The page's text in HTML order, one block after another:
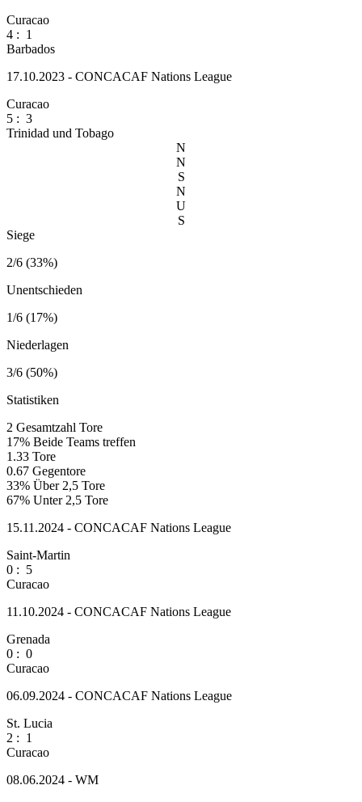
Curacao
4 : 1
Barbados
17.10.2023 - CONCACAF Nations League
Curacao
5 : 3
Trinidad und Tobago
N
N
S
N
U
S
Siege
2/6 (33%)
Unentschieden
1/6 (17%)
Niederlagen
3/6 (50%)
Statistiken
2 Gesamtzahl Tore
17% Beide Teams treffen
1.33 Tore
0.67 Gegentore
33% Über 2,5 Tore
67% Unter 2,5 Tore
15.11.2024 - CONCACAF Nations League
Saint-Martin
0 : 5
Curacao
11.10.2024 - CONCACAF Nations League
Grenada
0 : 0
Curacao
06.09.2024 - CONCACAF Nations League
St. Lucia
2 : 1
Curacao
08.06.2024 - WM